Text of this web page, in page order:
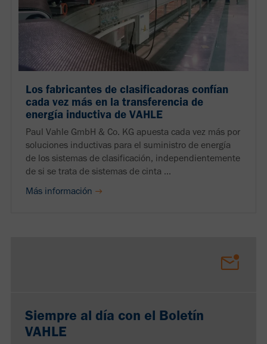
Los fabricantes de clasificadoras confían
cada vez más en la transferencia de
energía inductiva de VAHLE
Paul Vahle GmbH & Co. KG apuesta cada vez más por
soluciones inductivas para el suministro de energía
de los sistemas de clasificación, independientemente
de si se trata de sistemas de cinta ...
Más información
Siempre al día con el Boletín
VAHLE